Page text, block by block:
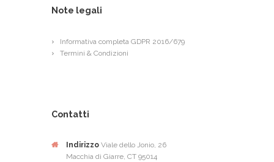
Note legali
Informativa completa GDPR 2016/679
Termini & Condizioni
Contatti
Indirizzo Viale dello Jonio, 26
Macchia di Giarre, CT 95014